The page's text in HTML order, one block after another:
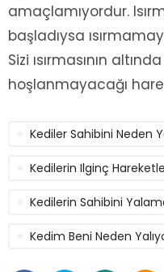
amaçlamıyordur.
başladıysa
Sizi ısırmasının
hoşlanmayacağı
Kediler Sahibini Neden
Kedilerin Ilginç
Kedilerin Sahibini
Kedim Beni Neden